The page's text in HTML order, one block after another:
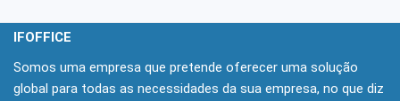
IFOFFICE
Somos uma empresa que pretende oferecer uma solução
global para todas as necessidades da sua empresa, no que diz